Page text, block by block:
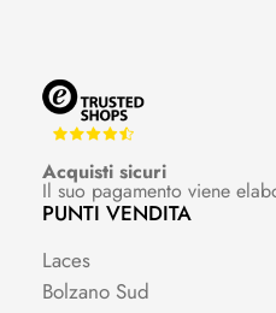
Acquisti sicuri
Il suo pagamento viene
PUNTI VENDITA
Laces
Bolzano Sud